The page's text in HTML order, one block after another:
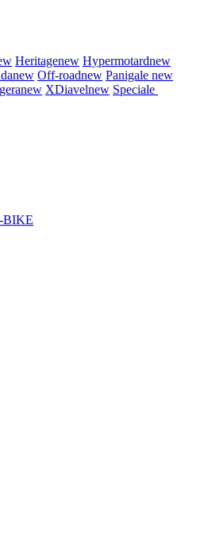
Heritagenew Hypermotardnew
new Off-roadnew Panigale new
new XDiavelnew Speciale
BIKE